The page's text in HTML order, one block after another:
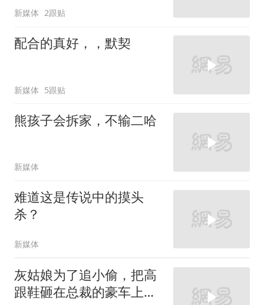
新媒体 2跟贴
配合的真好，，默契
新媒体 5跟贴
熊孩子会拆家，不输二哈
新媒体
难道这是传说中的摸头
杀？
新媒体
灰姑娘为了追小偷，把高
跟鞋砸在总裁的豪车上，